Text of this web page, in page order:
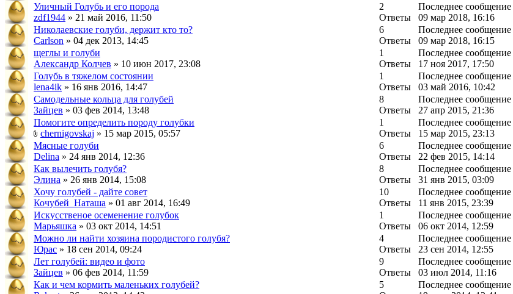
Уличный Голубь и его порода
zdf1944 » 21 май 2016, 11:50
2
Ответы
Последнее сообщение
09 мар 2018, 16:16
Николаевские голуби, держит кто то?
Carlson » 04 дек 2013, 14:45
6
Ответы
Последнее сообщение
09 мар 2018, 16:15
щеглы и голуби
Александр Колчев » 10 июн 2017, 23:08
1
Ответы
Последнее сообщение
17 ноя 2017, 17:50
Голубь в тяжелом состоянии
lena4ik » 16 янв 2016, 14:47
1
Ответы
Последнее сообщение
03 май 2016, 10:42
Самодельные кольца для голубей
Зайцев » 03 фев 2014, 13:48
8
Ответы
Последнее сообщение
27 апр 2015, 21:36
Помогите определить породу голубки
chernigovskaj » 15 мар 2015, 05:57
1
Ответы
Последнее сообщение
15 мар 2015, 23:13
Мясные голуби
Delina » 24 янв 2014, 12:36
6
Ответы
Последнее сообщение
22 фев 2015, 14:14
Как вылечить голубя?
Элина » 26 янв 2014, 15:08
8
Ответы
Последнее сообщение
31 янв 2015, 03:09
Хочу голубей - дайте совет
Кочубей_Наташа » 01 авг 2014, 16:49
10
Ответы
Последнее сообщение
11 янв 2015, 23:39
Искусственое осеменение голубок
Марьяшка » 03 окт 2014, 14:51
1
Ответы
Последнее сообщение
06 окт 2014, 12:59
Можно ли найти хозяина породистого голубя?
Юрас » 18 сен 2014, 09:24
4
Ответы
Последнее сообщение
23 сен 2014, 12:55
Лет голубей: видео и фото
Зайцев » 06 фев 2014, 11:59
9
Ответы
Последнее сообщение
03 июл 2014, 11:16
Как и чем кормить маленьких голубей?
5
Последнее сообщение